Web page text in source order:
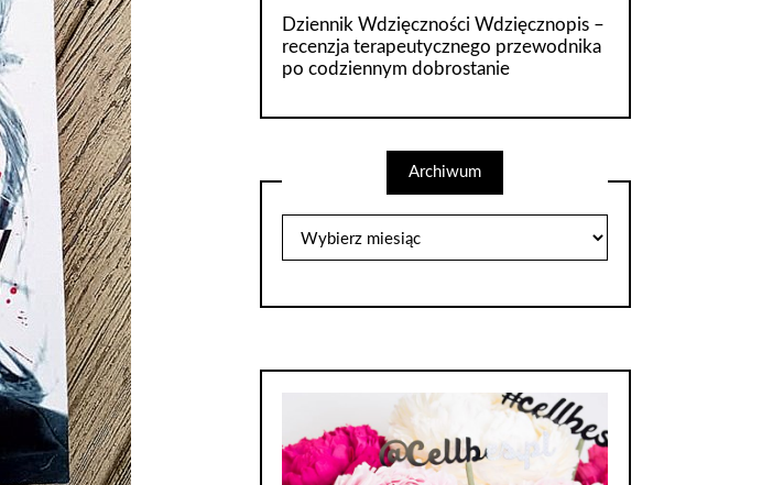
Dziennik Wdzięczności Wdzięcznopis –
recenzja terapeutycznego przewodnika
po codziennym dobrostanie
Archiwum